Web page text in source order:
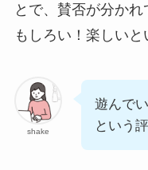
とで、賛否が分か
もしろい！楽しいと
shake
遊んで
という